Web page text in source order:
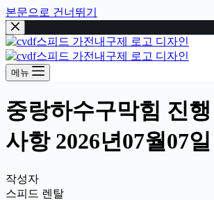
본문으로 건너뛰기
메뉴
중랑하수구막힘 진
사항 2026년07월07
작성자
스피드 렌탈